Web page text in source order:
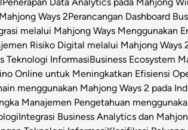
Ways 2Perancangan Dashboard
melalui Mahjong Ways Menggunakan
Risiko Digital melalui Mahjong Ways
Teknologi InformasiBusiness Ecosystem
Online untuk Meningkatkan Efisiensi
menggunakan Mahjong Ways 2 pada
Manajemen Pengetahuan
Integrasi Business Analytics dan